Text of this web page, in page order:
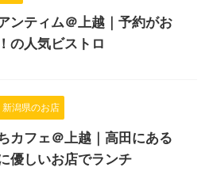
ンティム＠上越｜予約がお
の人気ビストロ
新潟県のお店
カフェ＠上越｜高田にある
優しいお店でランチ